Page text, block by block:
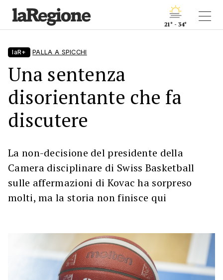
21° - 34°
laR+ PALLA A SPICCHI
Una sentenza
disorientante che fa
discutere
La non-decisione del presidente della
Camera disciplinare di Swiss Basketball
sulle affermazioni di Kovac ha sorpreso
molti, ma la storia non finisce qui